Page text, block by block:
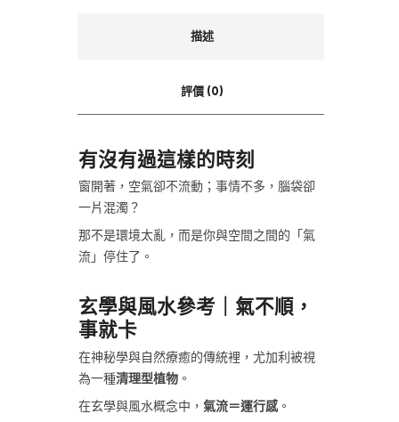
描述
評價 (0)
有沒有過這樣的時刻
窗開著，空氣卻不流動；事情不多，腦袋卻
一片混濁？
那不是環境太亂，而是你與空間之間的「氣
流」停住了。
玄學與風水參考｜氣不順，
事就卡
在神秘學與自然療癒的傳統裡，尤加利被視
為一種清理型植物 。
在玄學與風水概念中， 氣流＝運行感。